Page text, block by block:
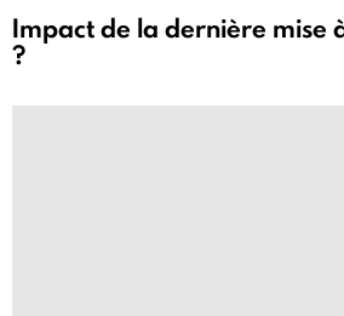
Impact de la dernière mise
?